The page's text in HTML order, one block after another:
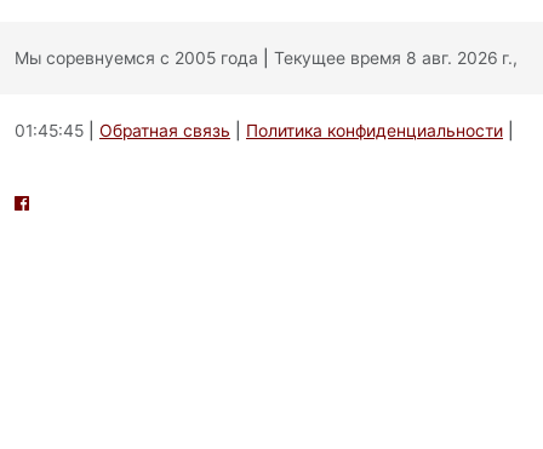
Мы соревнуемся с 2005 года Текущее время 8 авг. 2026 г.,
01:45:45 Обратная связь Политика конфиденциальности